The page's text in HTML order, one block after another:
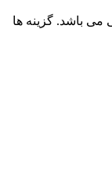
می باشد. گزینه ها